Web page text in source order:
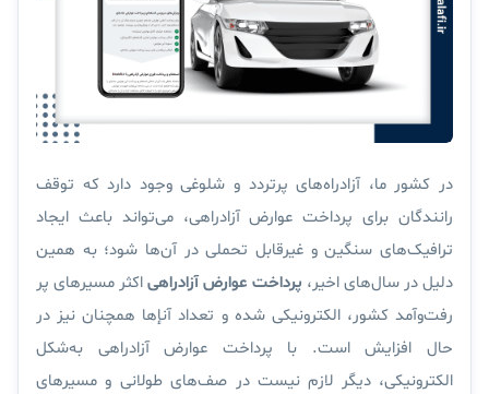
در کشور ما، آزادراه‌های پرتردد و شلوغی وجود دارد که توقف
رانندگان برای پرداخت عوارض آزادراهی، می‌تواند باعث ایجاد
ترافیک‌های سنگین و غیرقابل تحملی در آن‌ها شود؛ به همین
دلیل در سال‌های اخیر، پرداخت عوارض آزادراهیاکثر مسیر‌های پر
رفت‌وآمد کشور، الکترونیکی شده و تعداد آنإها همچنان نیز در
حال افزایش است. با پرداخت عوارض آزادراهی به‌شکل
الکترونیکی، دیگر لازم نیست در صف‌های طولانی و مسیر‌های